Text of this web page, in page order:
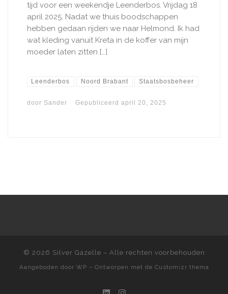
tijd voor een weekendje Leenderbos. Vrijdag 18
april 2025. Nadat we thuis boodschappen
hebben gedaan rijden we naar Helmond. Ik had
wat kleding vanuit Kreta in de koffer van mijn
moeder laten zitten […]
Leenderbos Noord Brabant Staatsbosbeheer
door Sander Gepubliceerd april 20, 2025
© 2026 Silver Gazelle – Alle rechten voorbehouden
Aangeboden door WP – Ontworpen met de Customizr thema